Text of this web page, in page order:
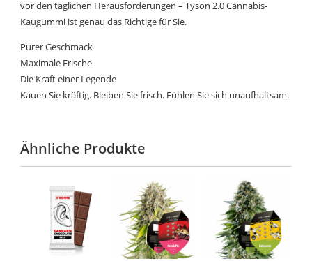
vor den täglichen Herausforderungen – Tyson 2.0 Cannabis-
Kaugummi ist genau das Richtige für Sie.
Purer Geschmack
Maximale Frische
Die Kraft einer Legende
Kauen Sie kräftig. Bleiben Sie frisch. Fühlen Sie sich unaufhaltsam.
Ähnliche Produkte